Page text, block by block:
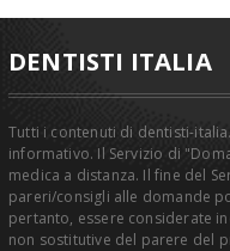
DENTISTI ITALIA
Tutti i contenuti di dentisti-
informativo. Il Servizio di
medica a distanza. Il fine del
pareri/consigli alle domande
pertanto, essere considerate
non sostitutive del parere del